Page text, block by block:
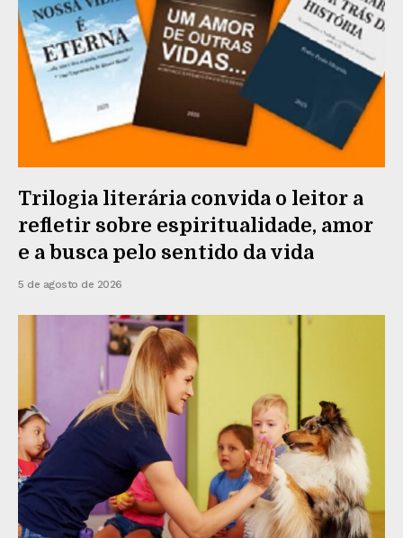
Trilogia literária convida o leitor a
refletir sobre espiritualidade, amor
e a busca pelo sentido da vida
5 de agosto de 2026